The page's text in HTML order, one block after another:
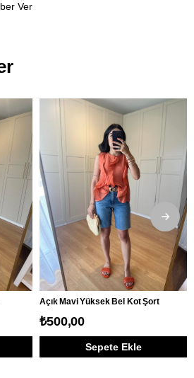
Ver
Açık Mavi Yüksek Bel Kot Şort
₺500,00
Sepete Ekle